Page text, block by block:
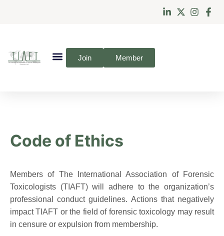
Join Member
Code of Ethics
Members of The International Association of Forensic
Toxicologists (TIAFT) will adhere to the organization’s
professional conduct guidelines. Actions that negatively
impact TIAFT or the field of forensic toxicology may result
in censure or expulsion from membership.